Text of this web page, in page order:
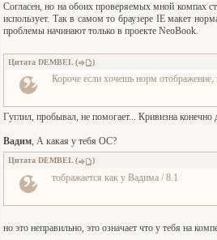
Согласен, но на обоих проверяемых мной компах
использует. Так в самом то браузере IE макет
проблемы начинают только в проекте NeoBook.
Цитата DEMBEL( )
Короче если хочешь норм отображение,
Гуглил, пробывал, не помогает... Кривизна конечно
Вадим, А какая у тебя ОС?
Цитата DEMBEL( )
тображается как у Вадима / 8.1
но это неправильно, это означает что у тебя на